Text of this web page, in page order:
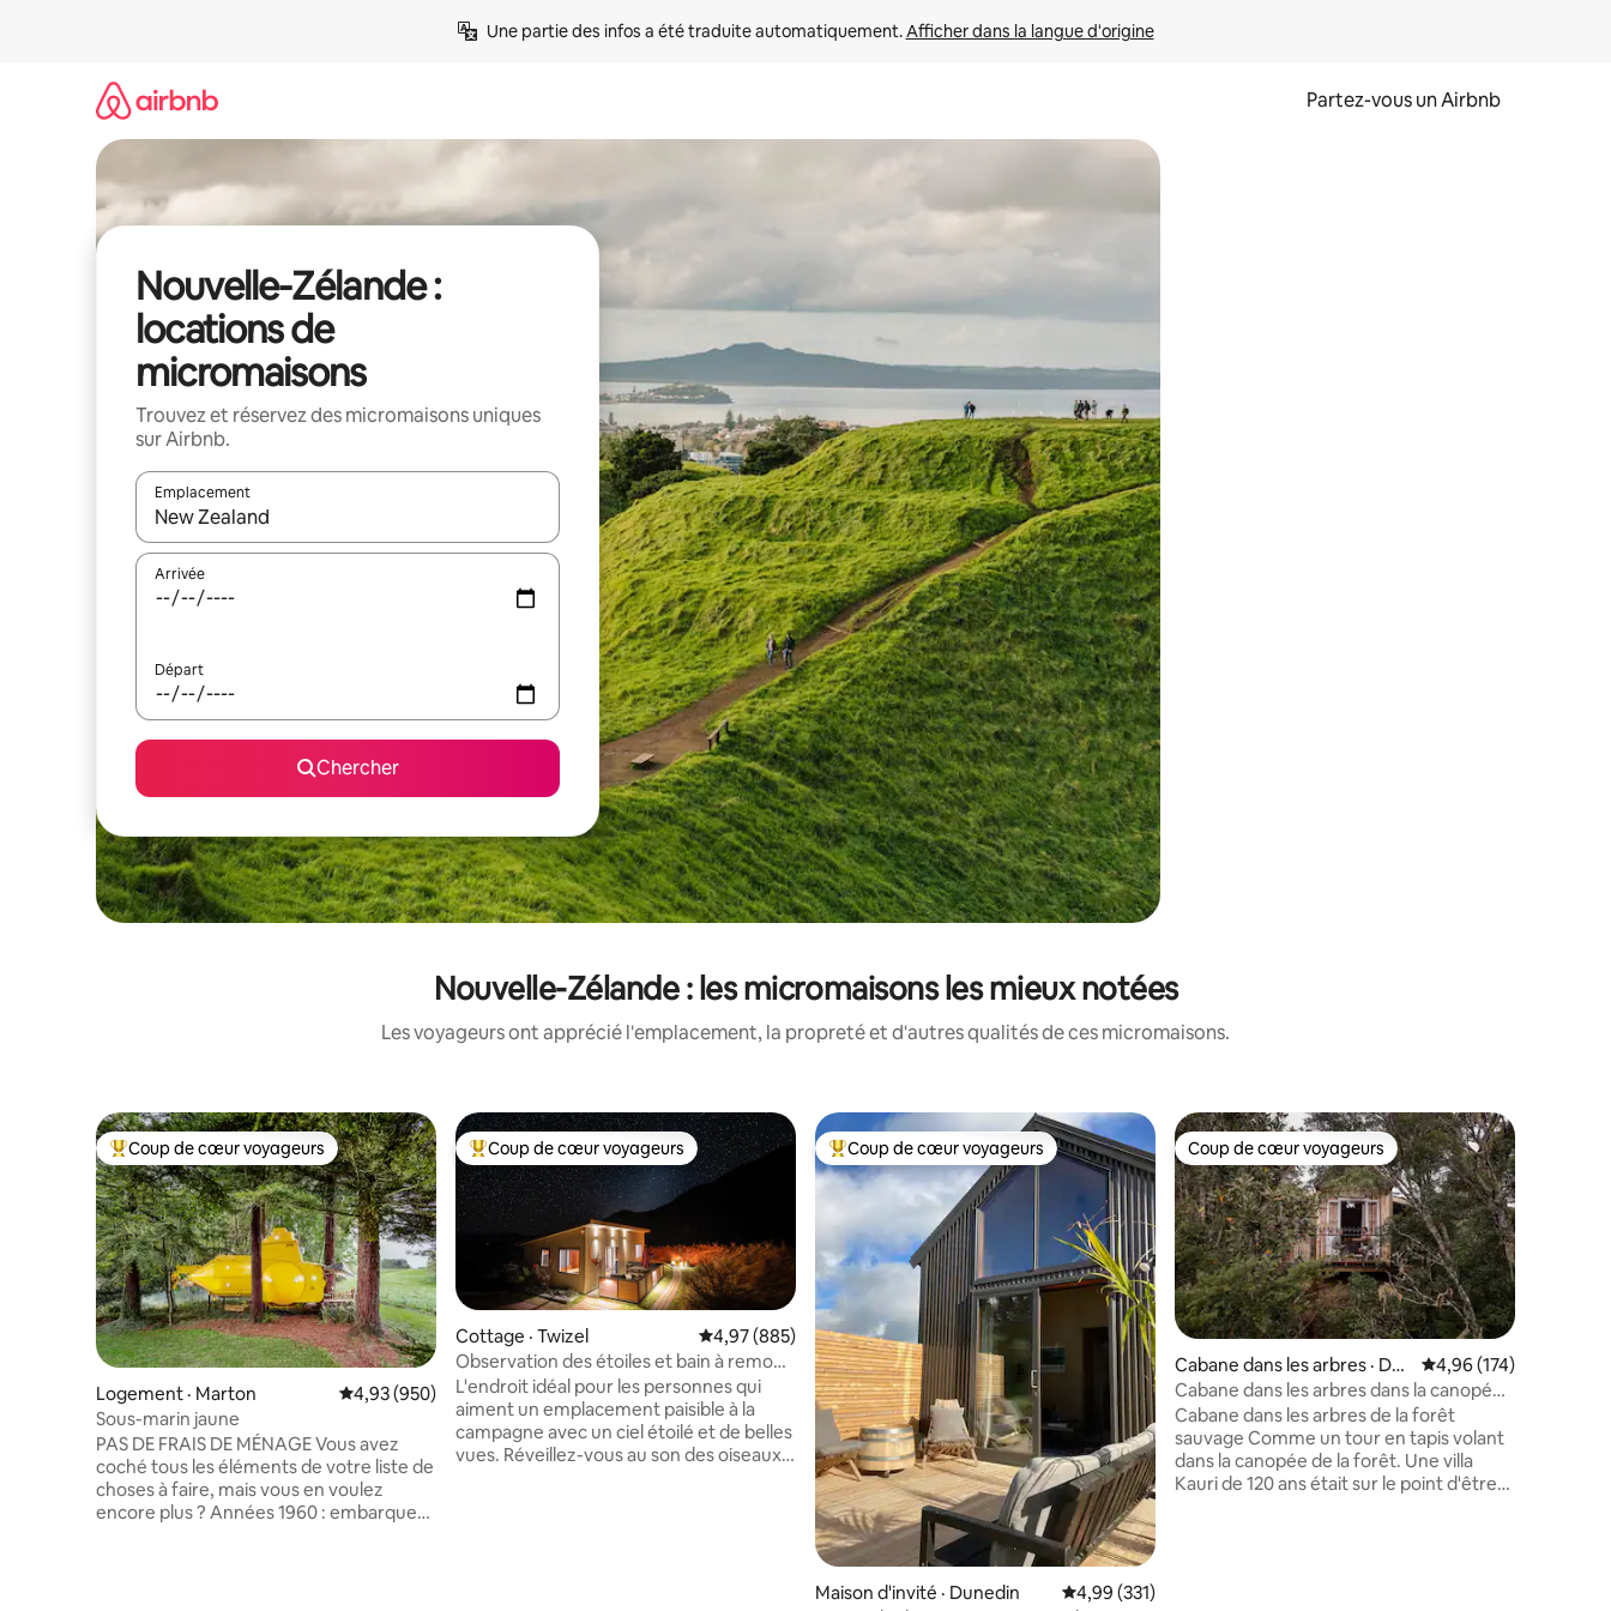
Une partie des infos a été traduite automatiquement. Afficher dans la langue d'origine
Partez-vous un Airbnb
Nouvelle-Zélande :
locations de
micromaisons
Trouvez et réservez des micromaisons uniques
sur Airbnb.
Emplacement
Quand les résultats sont affichés, parcourez-les en utilisant les flèches vers le haut et vers le bas, ou en appuyant dessus et en les faisant glisser.
Arrivée
Départ
Chercher
Nouvelle-Zélande : les micromaisons les mieux notées
Les voyageurs ont apprécié l'emplacement, la propreté et d'autres qualités de ces micromaisons.
Coup de cœur voyageurs parmi les plus aimés
Coup de cœur voyageurs
Logement · Marton Note moyenne de 4,93 sur 5, 950 commentaires
4,93 (950)
Sous-marin jaune
PAS DE FRAIS DE MÉNAGE Vous avez
coché tous les éléments de votre liste de
choses à faire, mais vous en voulez
encore plus ? Années 1960 : embarquez
Coup de cœur voyageurs parmi les plus aimés
Coup de cœur voyageurs
Cottage · Twizel Note moyenne de 4,97 sur 5, 885 commentaires
4,97 (885)
Observation des étoiles et bain à remous
– Près du mont Cook et de Tekapo!
L'endroit idéal pour les personnes qui
aiment un emplacement paisible à la
campagne avec un ciel étoilé et de belles
vues. Réveillez-vous au son des oiseaux,
Coup de cœur voyageurs parmi les plus aimés
Coup de cœur voyageurs
Maison d'invité · Dunedin Note moyenne de 4,99 sur 5, 331 commentaires
4,99 (331)
Coup de cœur voyageurs
Coup de cœur voyageurs
Cabane dans les arbres · Do
nnellys Crossing
Note moyenne de
4,96 (174)
Cabane dans les arbres dans la canopée
de la forêt | Kauri récupéré
Cabane dans les arbres de la forêt
sauvage Comme un tour en tapis volant
dans la canopée de la forêt. Une villa
Kauri de 120 ans était sur le point d'être